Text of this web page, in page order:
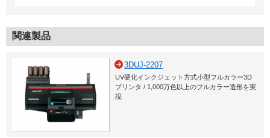
関連製品
3DUJ-2207
UV硬化インクジェット方式小型フルカラー3D
プリンタ / 1,000万色以上のフルカラー造形を実
現